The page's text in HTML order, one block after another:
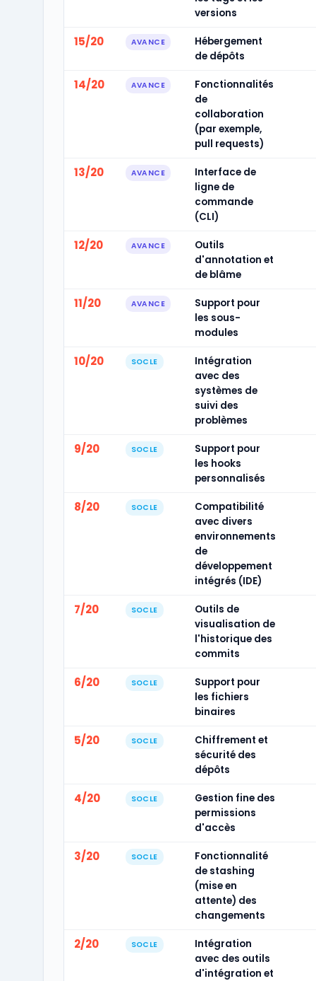
versions
15/20 AVANCE
Hébergement
de dépôts
14/20 AVANCE
Fonctionnalités
de
collaboration
(par exemple,
pull requests)
13/20 AVANCE
Interface de
ligne de
commande
(CLI)
12/20 AVANCE
Outils
d'annotation et
de blâme
11/20 AVANCE
Support pour
les sous-
modules
10/20 SOCLE
Intégration
avec des
systèmes de
suivi des
problèmes
9/20 SOCLE
Support pour
les hooks
personnalisés
8/20 SOCLE
Compatibilité
avec divers
environnements
de
développement
intégrés (IDE)
7/20 SOCLE
Outils de
visualisation de
l'historique des
commits
6/20 SOCLE
Support pour
les fichiers
binaires
5/20 SOCLE
Chiffrement et
sécurité des
dépôts
4/20 SOCLE
Gestion fine des
permissions
d'accès
3/20 SOCLE
Fonctionnalité
de stashing
(mise en
attente) des
changements
2/20 SOCLE
Intégration
avec des outils
d'intégration et